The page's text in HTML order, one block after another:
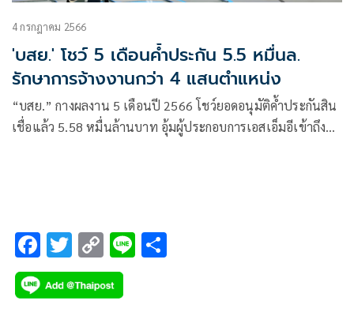
4 กรกฎาคม 2566
'บสย.' โชว์ 5 เดือนค้ำประกัน 5.5 หมื่นล.
รักษาการจ้างงานกว่า 4 แสนตำแหน่ง
“บสย.” กางผลงาน 5 เดือนปี 2566 โชว์ยอดอนุมัติค้ำประกันสิน
เชื่อแล้ว 5.58 หมื่นล้านบาท อุ้มผู้ประกอบการเอสเอ็มอีเข้าถึง
F
ac
e
T
wi
tt
C
o
p
Li